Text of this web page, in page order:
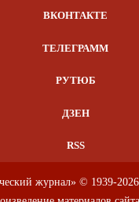
ВКОНТАКТЕ
ТЕЛЕГРАММ
РУТЮБ
ДЗЕН
RSS
журнал» © 1939-